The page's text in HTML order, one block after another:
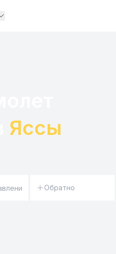
Яссы
Обратно